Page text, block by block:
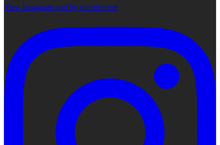
View Instagram post by cadencecraft